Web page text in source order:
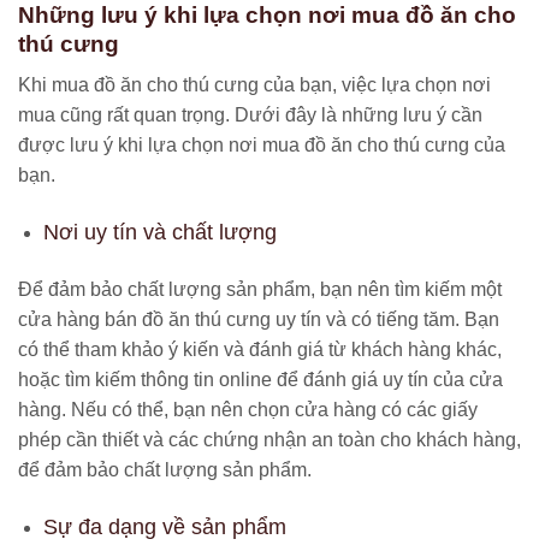
Những lưu ý khi lựa chọn nơi mua đồ ăn cho
thú cưng
Khi mua đồ ăn cho thú cưng của bạn, việc lựa chọn nơi
mua cũng rất quan trọng. Dưới đây là những lưu ý cần
được lưu ý khi lựa chọn nơi mua đồ ăn cho thú cưng của
bạn.
Nơi uy tín và chất lượng
Để đảm bảo chất lượng sản phẩm, bạn nên tìm kiếm một
cửa hàng bán đồ ăn thú cưng uy tín và có tiếng tăm. Bạn
có thể tham khảo ý kiến và đánh giá từ khách hàng khác,
hoặc tìm kiếm thông tin online để đánh giá uy tín của cửa
hàng. Nếu có thể, bạn nên chọn cửa hàng có các giấy
phép cần thiết và các chứng nhận an toàn cho khách hàng,
để đảm bảo chất lượng sản phẩm.
Sự đa dạng về sản phẩm